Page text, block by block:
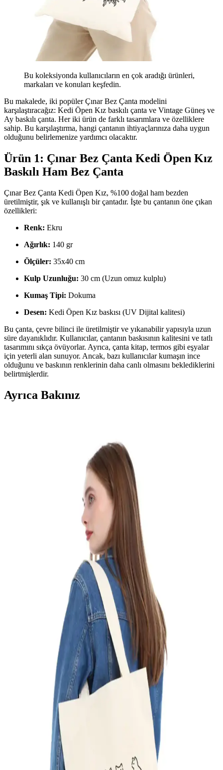
Bu koleksiyonda kullanıcıların en çok aradığı ürünleri,
markaları ve konuları keşfedin.
Bu makalede, iki popüler Çınar Bez Çanta modelini
karşılaştıracağız: Kedi Öpen Kız baskılı çanta ve Vintage Güneş ve
Ay baskılı çanta. Her iki ürün de farklı tasarımlara ve özelliklere
sahip. Bu karşılaştırma, hangi çantanın ihtiyaçlarınıza daha uygun
olduğunu belirlemenize yardımcı olacaktır.
Ürün 1: Çınar Bez Çanta Kedi Öpen Kız
Baskılı Ham Bez Çanta
Çınar Bez Çanta Kedi Öpen Kız, %100 doğal ham bezden
üretilmiştir, şık ve kullanışlı bir çantadır. İşte bu çantanın öne çıkan
özellikleri:
Renk: Ekru
Ağırlık: 140 gr
Ölçüler: 35x40 cm
Kulp Uzunluğu: 30 cm (Uzun omuz kulplu)
Kumaş Tipi: Dokuma
Desen: Kedi Öpen Kız baskısı (UV Dijital kalitesi)
Bu çanta, çevre bilinci ile üretilmiştir ve yıkanabilir yapısıyla uzun
süre dayanıklıdır. Kullanıcılar, çantanın baskısının kalitesini ve tatlı
tasarımını sıkça övüyorlar. Ayrıca, çanta kitap, termos gibi eşyalar
için yeterli alan sunuyor. Ancak, bazı kullanıcılar kumaşın ince
olduğunu ve baskının renklerinin daha canlı olmasını beklediklerini
belirtmişlerdir.
Ayrıca Bakınız
İki şık bez çanta modeli olan Little Prince ve Minik Kediler'i detaylı
karşılaştırıyoruz. Tasarım, boyut, kullanım alanı ve kullanıcı
yorumlarıyla en uygun seçimi yapmanıza yardımcı oluyoruz.
Designedfy Bez Makyaj Çantaları Karşılaştırması:
Spiderman ve Hello Kitty Tasarımları
İki popüler bez makyaj çantasını karşılaştırıyoruz. Spiderman ve
Hello Kitty tasarımları, yüksek kaliteli baskı ve çok amaçlı kullanım
özellikleriyle öne çıkıyor. Hangi çanta sizin için uygun?
Çınar Bez Çanta ve daystore Strawberry Fields
Makyaj Çantası Karşılaştırması
Çınar Bez Çanta ve daystore Strawberry Fields makyaj çantalarının
özellikleri, kullanıcı yorumları ve kullanım alanları detaylı şekilde
incelenerek karşılaştırıldı.
Çınar Bez Çanta Çiçek Desenli Doğal Kumaş Kadın
Plaj ve Günlük Kullanım Çantası
Çınar Bez Çanta, hafifliği, geniş hacmi ve şık tasarımıyla günlük
kullanım ve plaj için ideal doğal kumaş çanta, dayanıklılık ve estetik
Çınar Bez Çanta: Sürdürülebilir ve Şık Günlük
Kullanım Çantası Özellikleri
Çınar Bez Çanta, %100 pamuk, dayanıklı ve şık tasarımıyla günlük
ihtiyaçlarınızı karşılayan çevreci bir alternatif olup, uzun ömürlü ve
sürdürülebilir kullanım sağlar.
Çınar Bez Çanta Karşılaştırması: Polen Baskılı